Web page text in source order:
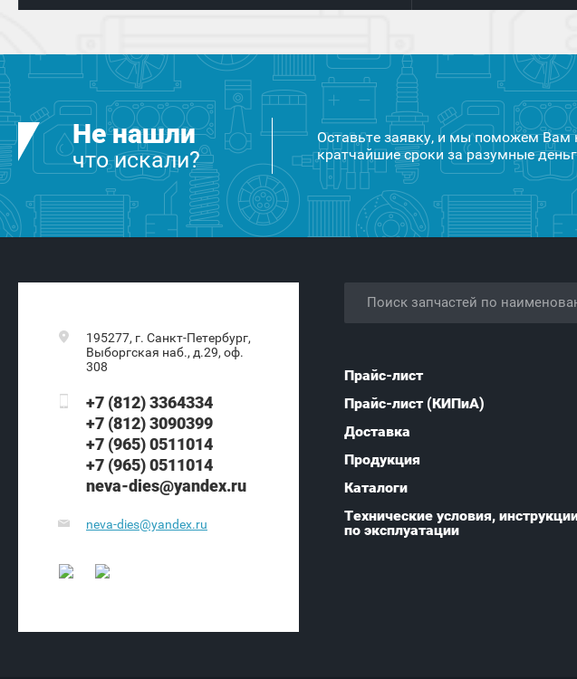
Не нашли
что искали?
Оставьте заявку, и мы поможем Вам
кратчайшие сроки за разумные
195277, г. Санкт-Петербург,
Выборгская наб., д.29, оф.
308
+7 (812) 3364334
+7 (812) 3090399
+7 (965) 0511014
+7 (965) 0511014
neva-dies@yandex.ru
neva-dies@yandex.ru
Прайс-лист
Прайс-лист (КИПиА)
Доставка
Продукция
Каталоги
Технические условия,
по эксплуатации